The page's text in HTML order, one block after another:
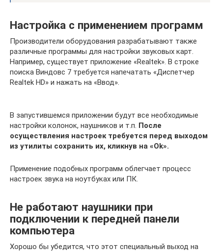
Настройка с применением программ
Производители оборудования разрабатывают также
различные программы для настройки звуковых карт.
Например, существует приложение «Realtek». В строке
поиска Виндовс 7 требуется напечатать «Диспетчер
Realtek HD» и нажать на «Ввод».
В запустившемся приложении будут все необходимые
настройки колонок, наушников и т.п. После
осуществления настроек требуется перед выходом
из утилиты сохранить их, кликнув на «Ok».
Применение подобных программ облегчает процесс
настроек звука на ноутбуках или ПК.
Не работают наушники при
подключении к передней панели
компьютера
Хорошо бы убедится, что этот специальный выход на